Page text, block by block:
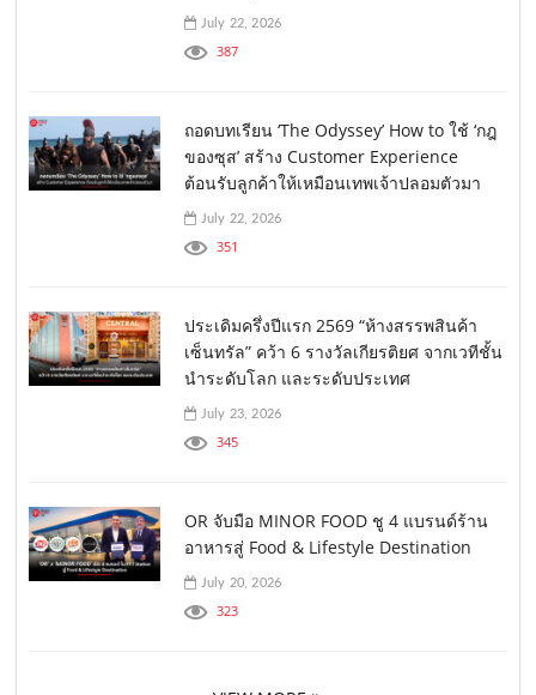
July 22, 2026
387
ถอดบทเรียน ‘The Odyssey’ How to ใช้ ‘กฎ
ของซุส’ สร้าง Customer Experience
ต้อนรับลูกค้าให้เหมือนเทพเจ้าปลอมตัวมา
July 22, 2026
351
ประเดิมครึ่งปีแรก 2569 “ห้างสรรพสินค้า
เซ็นทรัล” คว้า 6 รางวัลเกียรติยศ จากเวทีชั้น
นำระดับโลก และระดับประเทศ
July 23, 2026
345
OR จับมือ MINOR FOOD ชู 4 แบรนด์ร้าน
อาหารสู่ Food & Lifestyle Destination
July 20, 2026
323